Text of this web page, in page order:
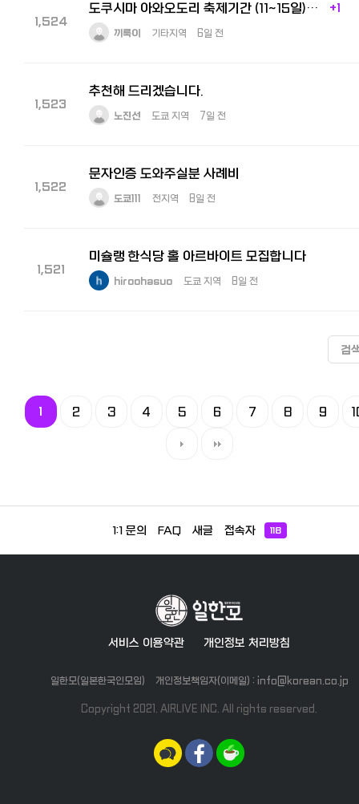
1,524
도쿠시마 아와오도리 축제기간 (11~15일) 통역 아르바이트 구인 +1
끼룩이 기타지역 6일 전
1,523
추천해 드리겠습니다.
노진선 도쿄 지역 7일 전
1,522
문자인증 도와주실분 사례비
도쿄111 전지역 8일 전
1,521
미슐랭 한식당 홀 아르바이트 모집합니다
hiroohasuo 도쿄 지역 8일 전
검
1 2 3 4 5 6 7 8 9
1:1 문의 FAQ 새글 접속자 118
서비스 이용약관 개인정보 처리방침
일한모(일본한국인모임) 개인정보책임자(이메일) : info@korean.co.jp
Copyright 2021. AIRLIVE INC. All rights reserved.